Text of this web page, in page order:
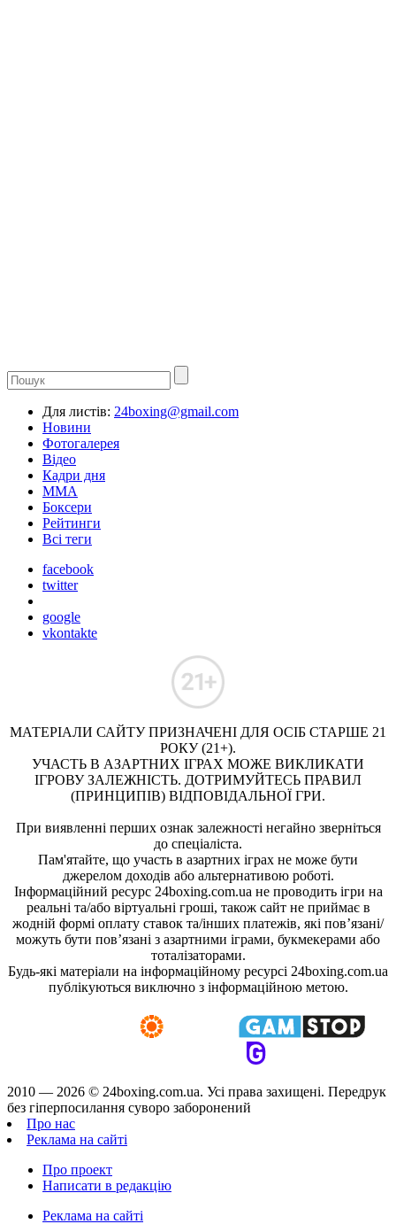
Для листів: 24boxing@gmail.com
Новини
Фотогалерея
Відео
Кадри дня
ММА
Боксери
Рейтинги
Всі теги
facebook
twitter
google
vkontakte
МАТЕРІАЛИ САЙТУ ПРИЗНАЧЕНІ ДЛЯ ОСІБ СТАРШЕ 21
РОКУ (21+).
УЧАСТЬ В АЗАРТНИХ ІГРАХ МОЖЕ ВИКЛИКАТИ
ІГРОВУ ЗАЛЕЖНІСТЬ. ДОТРИМУЙТЕСЬ ПРАВИЛ
(ПРИНЦИПІВ) ВІДПОВІДАЛЬНОЇ ГРИ.
При виявленні перших ознак залежності негайно зверніться
до спеціаліста.
Пам'ятайте, що участь в азартних іграх не може бути
джерелом доходів або альтернативою роботі.
Інформаційний ресурс 24boxing.com.ua не проводить ігри на
реальні та/або віртуальні гроші, також сайт не приймає в
жодній формі оплату ставок та/інших платежів, які пов’язані/
можуть бути пов’язані з азартними іграми, букмекерами або
тоталізаторами.
Будь-які матеріали на інформаційному ресурсі 24boxing.com.ua
публікуються виключно з інформаційною метою.
2010 — 2026 © 24boxing.com.ua. Усi права захищенi. Передрук
без гіперпосилання суворо заборонений
Про нас
Реклама на сайті
Про проект
Написати в редакцію
Реклама на сайті